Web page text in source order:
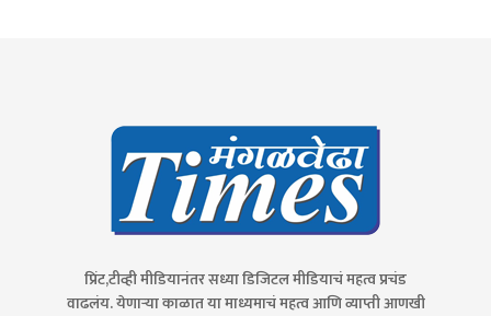
प्रिंट,टीव्ही मीडियानंतर सध्या डिजिटल मीडियाचं महत्व प्रचंड
वाढलंय. येणाऱ्या काळात या माध्यमाचं महत्व आणि व्याप्ती आणखी